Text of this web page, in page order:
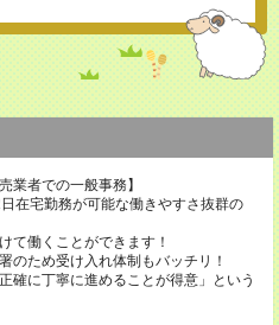
業者での一般事務】
在宅勤務が可能な働きやすさ抜群の
て働くことができます！
のため受け入れ体制もバッチリ！
確に丁寧に進めることが得意」という